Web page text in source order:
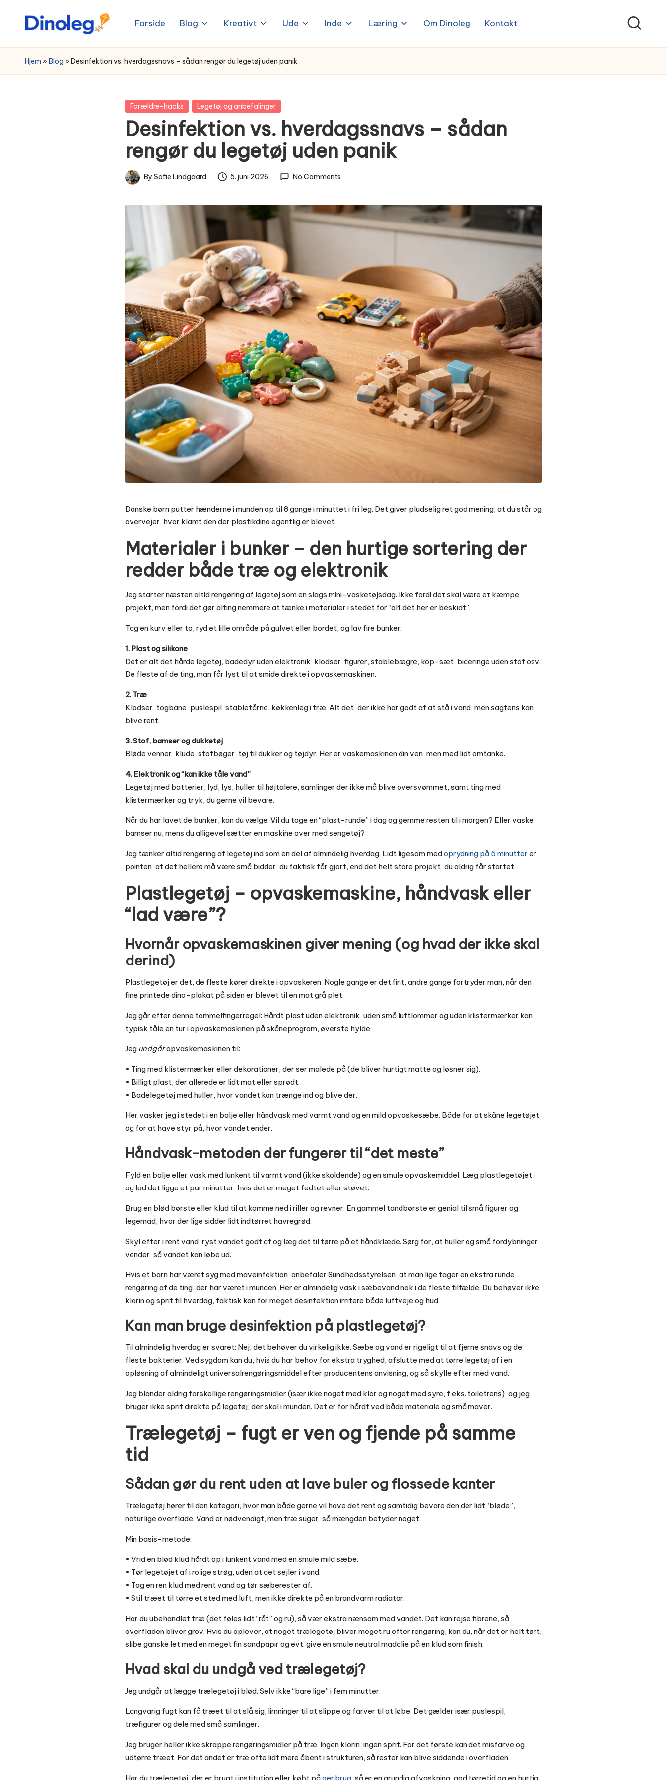
Forside Blog Kreativt Ude Inde Læring Om Dinoleg Kontakt
Hjem » Blog » Desinfektion vs. hverdagssnavs – sådan rengør du legetøj uden panik
Posted
Forældre-hacks Legetøj og anbefalinger
Desinfektion vs. hverdagssnavs – sådan
rengør du legetøj uden panik
Posted
By Sofie Lindgaard 5. juni 2026 No Comments
Danske børn putter hænderne i munden op til 8 gange i minuttet i fri leg. Det giver pludselig ret god mening, at du står og
overvejer, hvor klamt den der plastikdino egentlig er blevet.
Materialer i bunker – den hurtige sortering der
redder både træ og elektronik
Jeg starter næsten altid rengøring af legetøj som en slags mini-vasketøjsdag. Ikke fordi det skal være et kæmpe
projekt, men fordi det gør alting nemmere at tænke i materialer i stedet for “alt det her er beskidt”.
Tag en kurv eller to, ryd et lille område på gulvet eller bordet, og lav fire bunker:
1. Plast og silikone
Det er alt det hårde legetøj, badedyr uden elektronik, klodser, figurer, stablebægre, kop-sæt, bideringe uden stof osv.
De fleste af de ting, man får lyst til at smide direkte i opvaskemaskinen.
2. Træ
Klodser, togbane, puslespil, stabletårne, køkkenleg i træ. Alt det, der ikke har godt af at stå i vand, men sagtens kan
blive rent.
3. Stof, bamser og dukketøj
Bløde venner, klude, stofbøger, tøj til dukker og tøjdyr. Her er vaskemaskinen din ven, men med lidt omtanke.
4. Elektronik og “kan ikke tåle vand”
Legetøj med batterier, lyd, lys, huller til højtalere, samlinger der ikke må blive oversvømmet, samt ting med
klistermærker og tryk, du gerne vil bevare.
Når du har lavet de bunker, kan du vælge: Vil du tage en “plast-runde” i dag og gemme resten til i morgen? Eller vaske
bamser nu, mens du alligevel sætter en maskine over med sengetøj?
Jeg tænker altid rengøring af legetøj ind som en del af almindelig hverdag. Lidt ligesom medoprydning på 5 minutter er
pointen, at det hellere må være små bidder, du faktisk får gjort, end det helt store projekt, du aldrig får startet.
Plastlegetøj – opvaskemaskine, håndvask eller
“lad være”?
Hvornår opvaskemaskinen giver mening (og hvad der ikke skal
derind)
Plastlegetøj er det, de fleste kører direkte i opvaskeren. Nogle gange er det fint, andre gange fortryder man, når den
fine printede dino-plakat på siden er blevet til en mat grå plet.
Jeg går efter denne tommelfingerregel: Hårdt plast uden elektronik, uden små luftlommer og uden klistermærker kan
typisk tåle en tur i opvaskemaskinen på skåneprogram, øverste hylde.
Jeg undgåropvaskemaskinen til:
• Ting med klistermærker eller dekorationer, der ser malede på (de bliver hurtigt matte og løsner sig).
• Billigt plast, der allerede er lidt mat eller sprødt.
• Badelegetøj med huller, hvor vandet kan trænge ind og blive der.
Her vasker jeg i stedet i en balje eller håndvask med varmt vand og en mild opvaskesæbe. Både for at skåne legetøjet
og for at have styr på, hvor vandet ender.
Håndvask-metoden der fungerer til “det meste”
Fyld en balje eller vask med lunkent til varmt vand (ikke skoldende) og en smule opvaskemiddel. Læg plastlegetøjet i
og lad det ligge et par minutter, hvis det er meget fedtet eller støvet.
Brug en blød børste eller klud til at komme ned i riller og revner. En gammel tandbørste er genial til små figurer og
legemad, hvor der lige sidder lidt indtørret havregrød.
Skyl efter i rent vand, ryst vandet godt af og læg det til tørre på et håndklæde. Sørg for, at huller og små fordybninger
vender, så vandet kan løbe ud.
Hvis et barn har været syg med maveinfektion, anbefaler Sundhedsstyrelsen, at man lige tager en ekstra runde
rengøring af de ting, der har været i munden. Her er almindelig vask i sæbevand nok i de fleste tilfælde. Du behøver ikke
klorin og sprit til hverdag, faktisk kan for meget desinfektion irritere både luftveje og hud.
Kan man bruge desinfektion på plastlegetøj?
Til almindelig hverdag er svaret: Nej, det behøver du virkelig ikke. Sæbe og vand er rigeligt til at fjerne snavs og de
fleste bakterier. Ved sygdom kan du, hvis du har behov for ekstra tryghed, afslutte med at tørre legetøj af i en
opløsning af almindeligt universalrengøringsmiddel efter producentens anvisning, og så skylle efter med vand.
Jeg blander aldrig forskellige rengøringsmidler (især ikke noget med klor og noget med syre, f.eks. toiletrens), og jeg
bruger ikke sprit direkte på legetøj, der skal i munden. Det er for hårdt ved både materiale og små maver.
Trælegetøj – fugt er ven og fjende på samme
tid
Sådan gør du rent uden at lave buler og flossede kanter
Trælegetøj hører til den kategori, hvor man både gerne vil have det rent og samtidig bevare den der lidt “bløde”,
naturlige overflade. Vand er nødvendigt, men træ suger, så mængden betyder noget.
Min basis-metode:
• Vrid en blød klud hårdt op i lunkent vand med en smule mild sæbe.
• Tør legetøjet af i rolige strøg, uden at det sejler i vand.
• Tag en ren klud med rent vand og tør sæberester af.
• Stil træet til tørre et sted med luft, men ikke direkte på en brandvarm radiator.
Har du ubehandlet træ (det føles lidt “råt” og ru), så vær ekstra nænsom med vandet. Det kan rejse fibrene, så
overfladen bliver grov. Hvis du oplever, at noget trælegetøj bliver meget ru efter rengøring, kan du, når det er helt tørt,
slibe ganske let med en meget fin sandpapir og evt. give en smule neutral madolie på en klud som finish.
Hvad skal du undgå ved trælegetøj?
Jeg undgår at lægge trælegetøj i blød. Selv ikke “bare lige” i fem minutter.
Langvarig fugt kan få træet til at slå sig, limninger til at slippe og farver til at løbe. Det gælder især puslespil,
træfigurer og dele med små samlinger.
Jeg bruger heller ikke skrappe rengøringsmidler på træ. Ingen klorin, ingen sprit. For det første kan det misfarve og
udtørre træet. For det andet er træ ofte lidt mere åbent i strukturen, så rester kan blive siddende i overfladen.
Har du trælegetøj, der er brugt i institution eller købt pågenbrug, så er en grundig afvaskning, god tørretid og en hurtig